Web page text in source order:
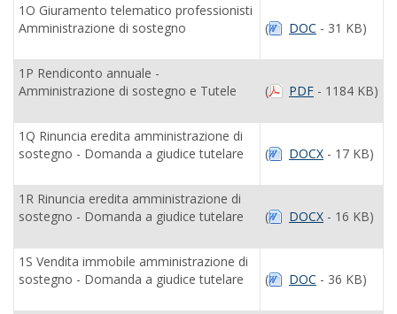
1O Giuramento telematico professionisti
Amministrazione di sostegno
( DOC - 31 KB)
1P Rendiconto annuale -
Amministrazione di sostegno e Tutele
( PDF - 1184 KB)
1Q Rinuncia eredita amministrazione di
sostegno - Domanda a giudice tutelare
( DOCX - 17 KB)
1R Rinuncia eredita amministrazione di
sostegno - Domanda a giudice tutelare
( DOCX - 16 KB)
1S Vendita immobile amministrazione di
sostegno - Domanda a giudice tutelare
( DOC - 36 KB)